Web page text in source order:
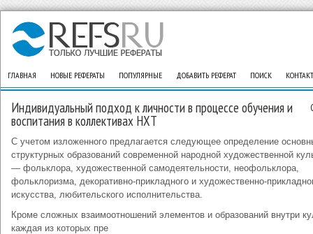
ГЛАВНАЯ НОВЫЕ РЕФЕРАТЫ ПОПУЛЯРНЫЕ ДОБАВИТЬ РЕФЕРАТ ПОИСК
Индивидуальный подход к личности в процессе обучения и
воспитания в коллективах НХТ
С учетом изложенного предлагается следующее определение
структурных образований современной народной художественной
— фольклора, художественной самодеятельности, неофольклора,
фольклоризма, декоративно-прикладного и художественно-
искусства, любительского исполнительства.
Кроме сложных взаимоотношений элементов и образований внутри
каждая из которых пре